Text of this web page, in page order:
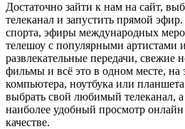
Достаточно зайти к нам на сайт,
телеканал и запустить прямой
спорта, эфиры международных
телешоу с популярными артистами
развлекательные передачи,
фильмы и всё это в одном месте, на
компьютера, ноутбука или
выбрать свой любимый телеканал,
наиболее удобный просмотр
качестве.